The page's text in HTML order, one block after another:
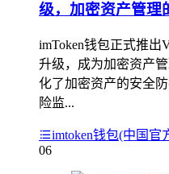
级，加密资产管理
imToken钱包正式推出
升级，成为加密资产
化了加密资产的安全
险监...
imtoken钱包(中国官
06